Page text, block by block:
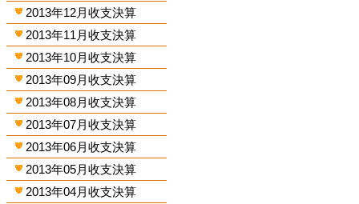
2013年12月收支決算
2013年11月收支決算
2013年10月收支決算
2013年09月收支決算
2013年08月收支決算
2013年07月收支決算
2013年06月收支決算
2013年05月收支決算
2013年04月收支決算